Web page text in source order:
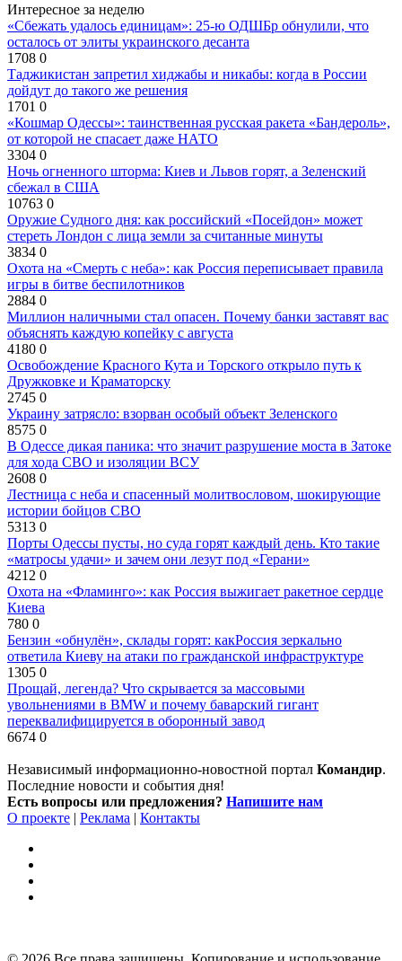
Интересное за неделю
«Сбежать удалось единицам»: 25-ю ОДШБр обнулили, что
осталось от элиты украинского десанта
1708 0
Таджикистан запретил хиджабы и никабы: когда в России
дойдут до такого же решения
1701 0
«Кошмар Одессы»: таинственная русская ракета «Бандероль»,
от которой не спасает даже НАТО
3304 0
Ночь огненного шторма: Киев и Львов горят, а Зеленский
сбежал в США
10763 0
Оружие Судного дня: как российский «Посейдон» может
стереть Лондон с лица земли за считанные минуты
3834 0
Охота на «Смерть с неба»: как Россия переписывает правила
игры в битве беспилотников
2884 0
Миллион наличными стал опасен. Почему банки заставят вас
объяснять каждую копейку с августа
4180 0
Освобождение Красного Кута и Торского открыло путь к
Дружковке и Краматорску
2745 0
Украину затрясло: взорван особый объект Зеленского
8575 0
В Одессе дикая паника: что значит разрушение моста в Затоке
для хода СВО и изоляции ВСУ
2608 0
Лестница с неба и спасенный молитвословом, шокирующие
истории бойцов СВО
5313 0
Порты Одессы пусты, но суда горят каждый день. Кто такие
«матросы удачи» и зачем они лезут под «Герани»
4212 0
Охота на «Фламинго»: как Россия выжигает ракетное сердце
Киева
780 0
Бензин «обнулён», склады горят: какРоссия зеркально
ответила Киеву на атаки по гражданской инфраструктуре
1305 0
Прощай, легенда? Что скрывается за массовыми
увольнениями в BMW и почему баварский гигант
переквалифицируется в оборонный завод
6674 0
Независимый информационно-новостной портал Командир.
Последние новости и события дня!
Есть вопросы или предложения? Напишите нам
О проекте | Реклама | Контакты